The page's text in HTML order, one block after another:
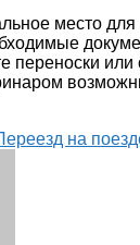
место
переноски
на